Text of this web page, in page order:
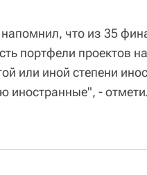
что из 35
портфели проектов
или иной степени
иностранные", -